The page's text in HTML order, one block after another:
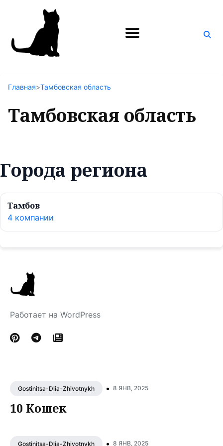
Поиск
Главная>Тамбовская область
Тамбовская область
Города региона
Тамбов
4 компании
Работает на WordPress
Gostinitsa-Dlia-Zhivotnykh • 8 ЯНВ, 2025
10 Кошек
Gostinitsa-Dlia-Zhivotnykh • 8 ЯНВ, 2025